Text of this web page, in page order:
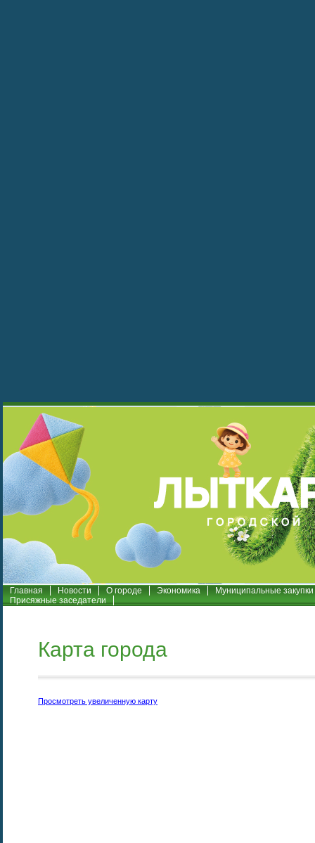
Главная Новости О городе Экономика
Муниципальные закупки
Присяжные заседатели
Карта города
Просмотреть увеличенную карту